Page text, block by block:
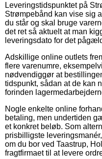
Leveringstidspunktet på
Strømpebånd kan vise sig
du står og skal bruge
det ret så aktuelt at man
leveringsdato for det
Adskillige online outlets
flere varenumre,
nødvendiggør at
tidspunkt, sådan at de kan
forinden
Nogle enkelte online
betaling, men undertiden
et konkret beløb. Som
prisbilligste
om du bor ved Taastrup,
fragtfirmaet til at levere